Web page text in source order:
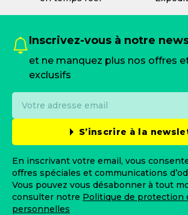
Inscrivez-vous à notre
et ne manquez plus nos offres
exclusifs
S’inscrire à la
En inscrivant votre email, vous
offres spéciales et communications
Vous pouvez vous désabonner à tout
consulter notre Politique de protection
personnelles